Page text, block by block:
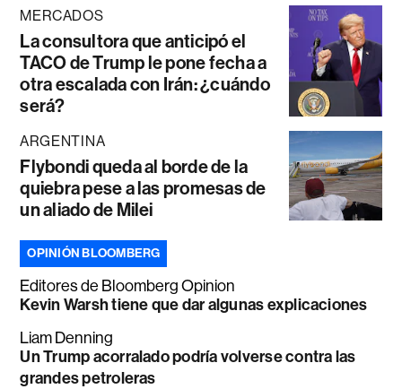
MERCADOS
La consultora que anticipó el
TACO de Trump le pone fecha a
otra escalada con Irán: ¿cuándo
será?
ARGENTINA
Flybondi queda al borde de la
quiebra pese a las promesas de
un aliado de Milei
OPINIÓN BLOOMBERG
Editores de Bloomberg Opinion
Kevin Warsh tiene que dar algunas explicaciones
Liam Denning
Un Trump acorralado podría volverse contra las
grandes petroleras